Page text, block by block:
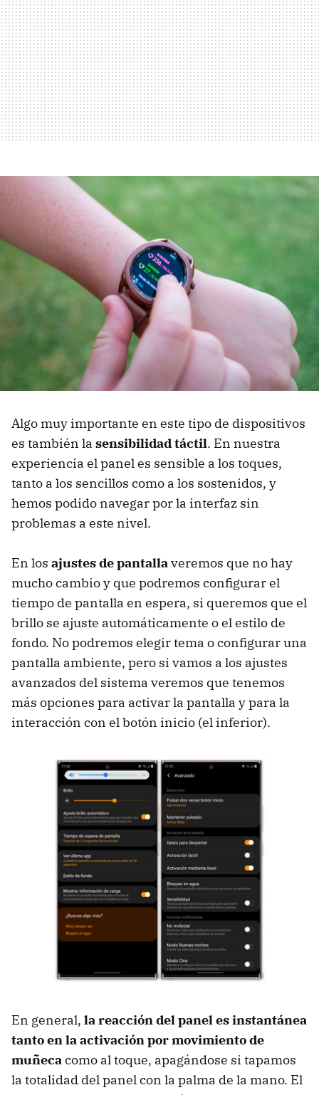
Algo muy importante en este tipo de dispositivos
es también la sensibilidad táctil. En nuestra
experiencia el panel es sensible a los toques,
tanto a los sencillos como a los sostenidos, y
hemos podido navegar por la interfaz sin
problemas a este nivel.
En los ajustes de pantallaveremos que no hay
mucho cambio y que podremos configurar el
tiempo de pantalla en espera, si queremos que el
brillo se ajuste automáticamente o el estilo de
fondo. No podremos elegir tema o configurar una
pantalla ambiente, pero si vamos a los ajustes
avanzados del sistema veremos que tenemos
más opciones para activar la pantalla y para la
interacción con el botón inicio (el inferior).
En general, la reacción del panel es instantánea
tanto en la activación por movimiento de
muñecacomo al toque, apagándose si tapamos
la totalidad del panel con la palma de la mano. El